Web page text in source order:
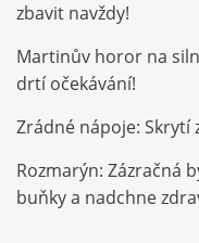
zbavit navždy!
Martinův horor na
drtí očekávání!
Zrádné nápoje: Skrytí
Rozmarýn: Zázračná
buňky a nadchne